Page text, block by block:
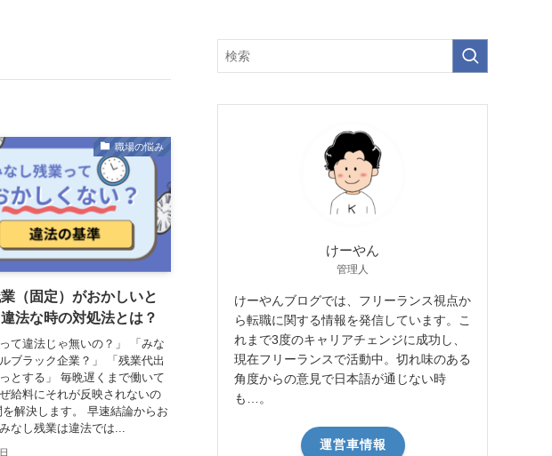
職場の悩み
業（固定）がおかしいと
法な時の対処法とは？
て違法じゃ無いの？」 「みな
ブラック企業？」 「残業代出
とする」 毎晩遅くまで働いて
給料にそれが反映されないの
解決します。 早速結論からお
なし残業は違法では...
けーやん
管理人
けーやんブログでは、フリーランス視点か
ら転職に関する情報を発信しています。こ
れまで3度のキャリアチェンジに成功し、
現在フリーランスで活動中。切れ味のある
角度からの意見で日本語が通じない時
も…。
運営車情報